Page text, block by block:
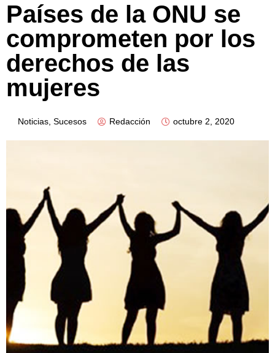
Países de la ONU se
comprometen por los
derechos de las
mujeres
Noticias, Sucesos Redacción octubre 2, 2020